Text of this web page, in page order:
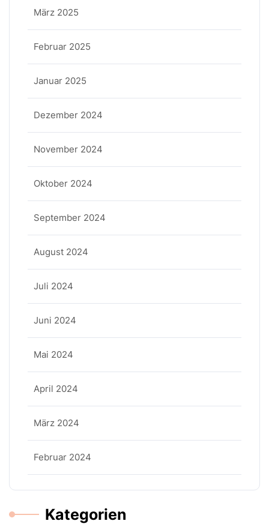
März 2025
Februar 2025
Januar 2025
Dezember 2024
November 2024
Oktober 2024
September 2024
August 2024
Juli 2024
Juni 2024
Mai 2024
April 2024
März 2024
Februar 2024
Kategorien